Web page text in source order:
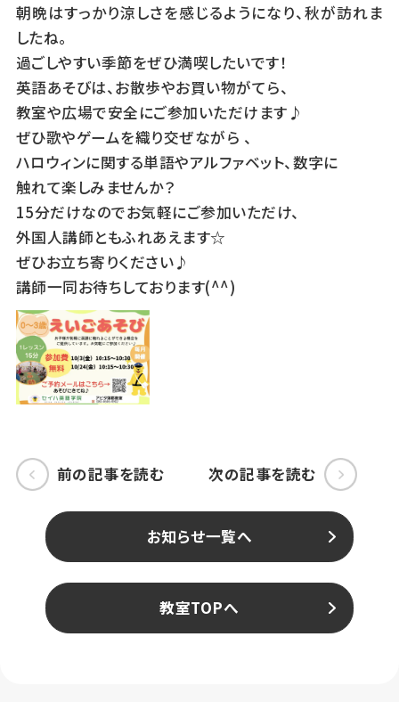
朝晩はすっかり涼しさを感じるようになり、秋が訪れま
したね。
過ごしやすい季節をぜひ満喫したいです！
英語あそびは、お散歩やお買い物がてら、
教室や広場で安全にご参加いただけます♪
ぜひ歌やゲームを織り交ぜながら 、
ハロウィンに関する単語やアルファベット、数字に
触れて楽しみませんか？
15分だけなのでお気軽にご参加いただけ、
外国人講師ともふれあえます☆
ぜひお立ち寄りください♪
講師一同お待ちしております(^^)
前の記事を読む 次の記事を読む
お知らせ一覧へ
教室TOPへ